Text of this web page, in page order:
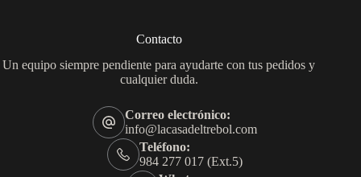
Contacto
Un equipo siempre pendiente para ayudarte con tus pedidos y
cualquier duda.
Correo electrónico:
info@lacasadeltrebol.com
Teléfono:
984 277 017 (Ext.5)